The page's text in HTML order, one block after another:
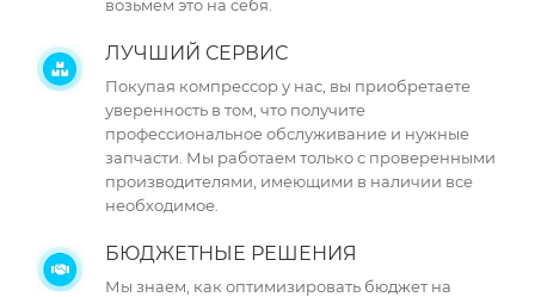
возьмем это на себя.
ЛУЧШИЙ СЕРВИС
Покупая компрессор у нас, вы приобретаете
уверенность в том, что получите
профессиональное обслуживание и нужные
запчасти. Мы работаем только с проверенными
производителями, имеющими в наличии все
необходимое.
БЮДЖЕТНЫЕ РЕШЕНИЯ
Мы знаем, как оптимизировать бюджет на